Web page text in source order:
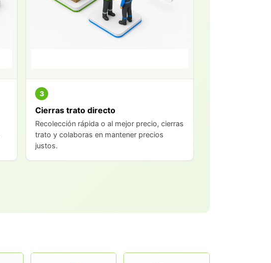
3
Cierras trato directo
Recolección rápida o al mejor precio, cierras
trato y colaboras en mantener precios
justos.